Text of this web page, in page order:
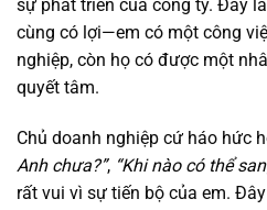
sự phát triển của công ty. Đây
cùng có lợi—em có một công
nghiệp, còn họ có được một
quyết tâm.
Chủ doanh nghiệp cứ háo hức
Anh chưa?”, “Khi nào có thể
rất vui vì sự tiến bộ của em.